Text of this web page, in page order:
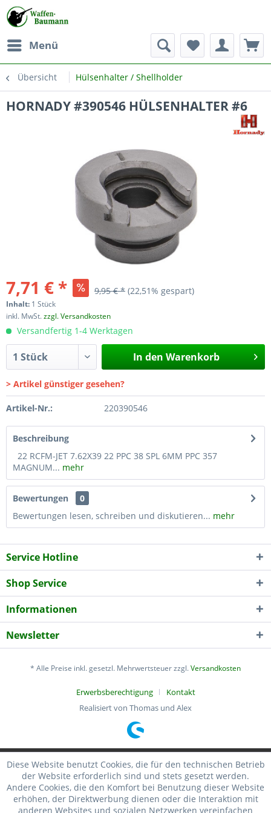
Menü
Übersicht Hülsenhalter / Shellholder
HORNADY #390546 HÜLSENHALTER #6
7,71 € * 9,95 € * (22,51% gespart)
Inhalt: 1 Stück
inkl. MwSt.zzgl. Versandkosten
Versandfertig 1-4 Werktagen
In den Warenkorb
> Artikel günstiger gesehen?
Artikel-Nr.: 220390546
Beschreibung
22 RCFM-JET 7.62X39 22 PPC 38 SPL 6MM PPC 357
MAGNUM... mehr
Bewertungen
0
Bewertungen lesen, schreiben und diskutieren... mehr
Service Hotline
Shop Service
Informationen
Newsletter
* Alle Preise inkl. gesetzl. Mehrwertsteuer zzgl.Versandkosten
Erwerbsberechtigung
Kontakt
Realisiert von Thomas und Alex
Diese Website benutzt Cookies, die für den technischen Betrieb
der Website erforderlich sind und stets gesetzt werden.
Andere Cookies, die den Komfort bei Benutzung dieser Website
erhöhen, der Direktwerbung dienen oder die Interaktion mit
anderen Websites und sozialen Netzwerken vereinfachen